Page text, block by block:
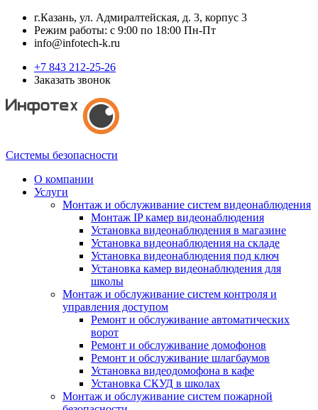
г.Казань, ул. Адмиралтейская, д. 3, корпус 3
Режим работы: с 9:00 по 18:00 Пн-Пт
info@infotech-k.ru
+7 843 212-25-26
Заказать звонок
Системы безопасности
О компании
Услуги
Монтаж и обслуживание систем видеонаблюдения
Монтаж IP камер видеонаблюдения
Установка видеонаблюдения в магазине
Установка видеонаблюдения на складе
Установка видеонаблюдения под ключ
Установка камер видеонаблюдения для
школы
Монтаж и обслуживание систем контроля и
управления доступом
Ремонт и обслуживание автоматических
ворот
Ремонт и обслуживание домофонов
Ремонт и обслуживание шлагбаумов
Установка видеодомофона в кафе
Установка СКУД в школах
Монтаж и обслуживание систем пожарной